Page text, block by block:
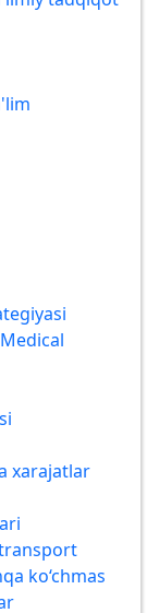
xarajatlar
ko‘chmas